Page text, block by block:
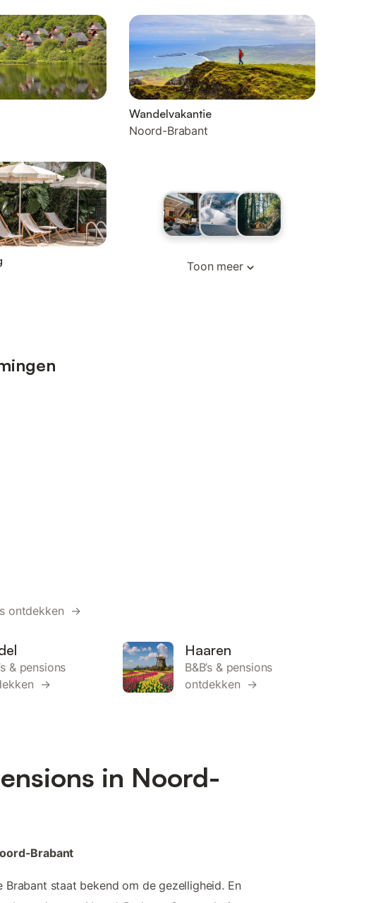
Wandelvakantie
Noord-Brabant
Toon meer
ontdekken →
& pensions
→
Haaren
B&B’s & pensions
ontdekken →
in Noord-
Brabant
Brabant staat bekend om de gezelligheid. En